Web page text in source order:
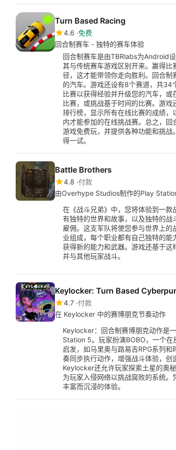
Turn Based Racing
4.6 免费
回合制赛车 - 独特的赛车体验
回合制赛车是由TBRlabs为Android
其与传统赛车游戏区别开来。赢得
径，这才能带领你走向胜利。回合
的汽车。游戏还设有8个赛道，共34
比赛以获得经验并升级您的汽车，
比赛，或挑战基于时间的比赛。游
排行榜，显示所有在线比赛的成绩
内才能参加的在线挑战赛。总之，回
游戏免费玩，并提供各种功能和挑
得一试。
Battle Brothers
4.8 付款
由Overhype Studios制作的Play
在《战斗兄弟》中，您将体验到一款
有独特的世界和故事，以及独特的
雇佣。这支军队将使您参与世界上
业组成，每个职业都有自己独特的
获得新的能力和武器。游戏还基于
并与其他玩家战斗。
Keylocker: Turn Based
4.7 付款
在 Keylocker 中的赛博朋克节奏动作
Keylocker：回合制赛博朋克动作是
Station 5。玩家扮演BOBO，一个
启发，如马里奥与路易吉RPG系列
奏同步执行动作，增强战斗体验，创
Keylocker还允许玩家探索土星的奥
为玩家入侵网络以挑战腐败的系统
丰富而沉浸的体验。